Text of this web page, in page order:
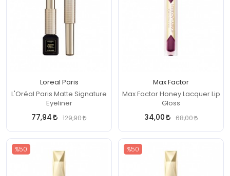
Loreal Paris
L'Oréal Paris Matte Signature
Eyeliner
77,94 129,90
Max Factor
Max Factor Honey Lacquer Lip
Gloss
34,00 68,00
%50 %50